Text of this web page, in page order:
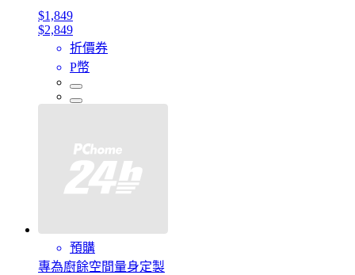
$1,849
$2,849
折價券
P幣
預購
專為廚餘空間量身定製